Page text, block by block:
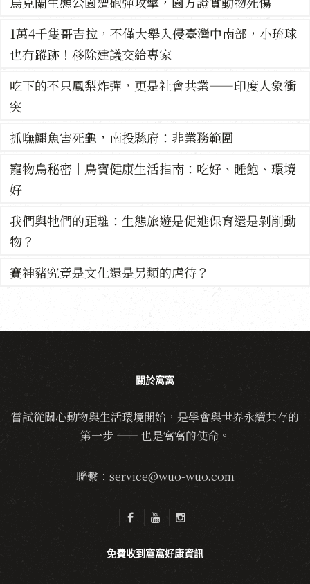
1萬4千隻哥吉拉，不僅大舉入侵臺灣中南部，小琉球
也有蹤跡！移除建議交給專家
吃下的不只鳳梨炸彈，更是社會共業——印度人象衝
突
抓嘸鱷魚害死龜，南投縣府：非業務範圍
寵物鳥秘密｜鳥寶健康生活指南：吃好、睡飽、環境
好
我們與牠們的距離：生態旅遊是促進保育還是剝削動
物？
賽神豬究竟是文化還是另類的虐待？
關於窩窩
嘗試從關心動物與生活環境開始，是學會與世界永續共存的
第一步 —— 也是窩窩的使命。
聯繫：service@wuo-wuo.com
免費收到窩窩好康資訊